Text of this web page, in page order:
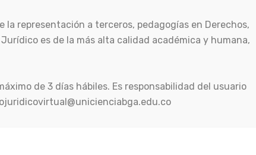
representación a terceros, pedagogías en Derechos,
es de la más alta calidad académica y humana,
de 3 días hábiles. Es responsabilidad del usuario